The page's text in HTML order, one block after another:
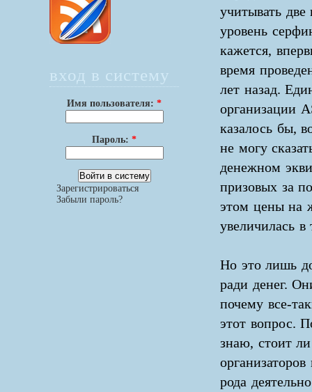
вход в систему
Имя пользователя:*
Пароль:*
Зарегистрироваться
Забыли пароль?
учитывать
уровень
кажется,
время
лет назад.
организации
казалось бы,
не могу
денежном
призовых за
этом цены на
увеличилась в
Но это лишь
ради денег.
почему все-
этот вопрос.
знаю, стоит
рода